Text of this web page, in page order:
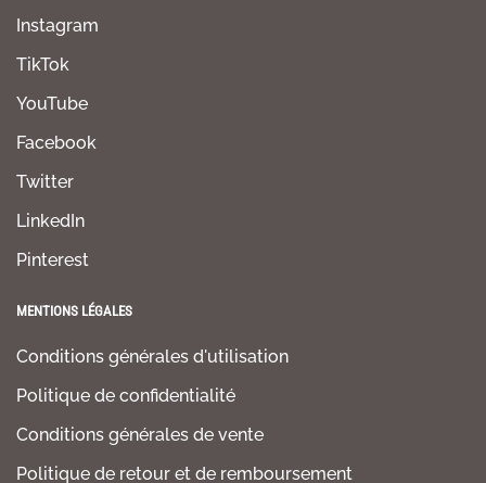
Instagram
TikTok
YouTube
Facebook
Twitter
LinkedIn
Pinterest
MENTIONS LÉGALES
Conditions générales d'utilisation
Politique de confidentialité
Conditions générales de vente
Politique de retour et de remboursement